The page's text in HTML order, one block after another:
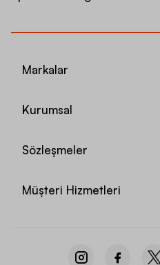
Markalar
Kurumsal
Sözleşmeler
Müşteri Hizmetleri